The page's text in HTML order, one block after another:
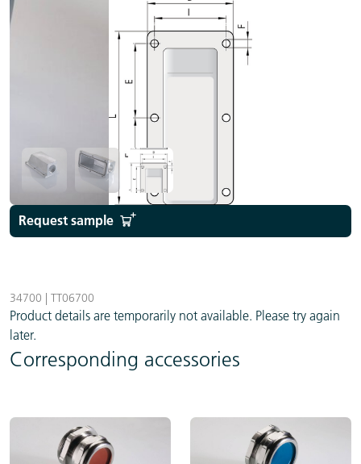
Request sample
34700 | TT06700
Product details are temporarily not available. Please try again
later.
Corresponding accessories